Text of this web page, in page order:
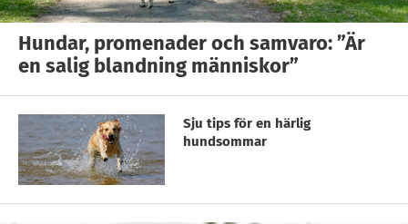
Hundar, promenader och samvaro: ”Är
en salig blandning människor”
Sju tips för en härlig
hundsommar